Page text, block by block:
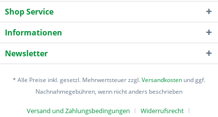
Shop Service
Informationen
Newsletter
* Alle Preise inkl. gesetzl. Mehrwertsteuer zzgl.Versandkosten und ggf.
Nachnahmegebühren, wenn nicht anders beschrieben
Versand und Zahlungsbedingungen Widerrufsrecht